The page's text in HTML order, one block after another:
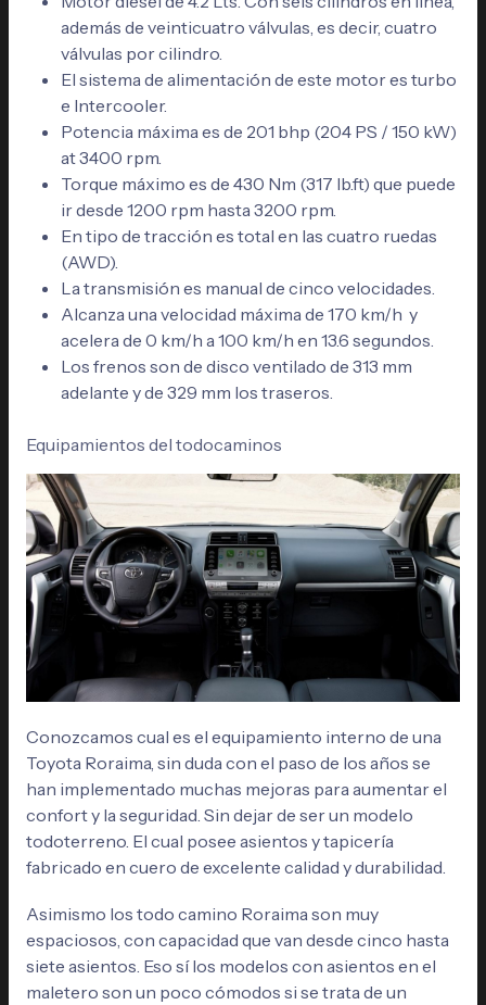
además de veinticuatro válvulas, es decir, cuatro
válvulas por cilindro.
El sistema de alimentación de este motor es turbo
e Intercooler.
Potencia máxima es de 201 bhp (204 PS / 150 kW)
at 3400 rpm.
Torque máximo es de 430 Nm (317 lb.ft) que puede
ir desde 1200 rpm hasta 3200 rpm.
En tipo de tracción es total en las cuatro ruedas
(AWD).
La transmisión es manual de cinco velocidades.
Alcanza una velocidad máxima de 170 km/h y
acelera de 0 km/h a 100 km/h en 13.6 segundos.
Los frenos son de disco ventilado de 313 mm
adelante y de 329 mm los traseros.
Equipamientos del todocaminos
Conozcamos cual es el equipamiento interno de una
Toyota Roraima, sin duda con el paso de los años se
han implementado muchas mejoras para aumentar el
confort y la seguridad. Sin dejar de ser un modelo
todoterreno. El cual posee asientos y tapicería
fabricado en cuero de excelente calidad y durabilidad.
Asimismo los todo camino Roraima son muy
espaciosos, con capacidad que van desde cinco hasta
siete asientos. Eso sí los modelos con asientos en el
maletero son un poco cómodos si se trata de un